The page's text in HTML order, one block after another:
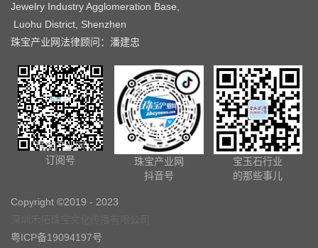
Jewelry Industry Agglomeration Base,
Luohu District, Shenzhen
珠宝产业网法律顾问：潘建忠
珠宝产业网
订阅号
珠宝产业网
抖音号
宝玉石行业
的那些事儿
Copyright ©2019 - 2023
粤ICP备19094197号